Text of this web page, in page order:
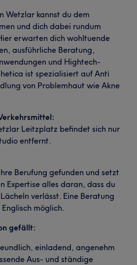
Wetzlar kannst du dem
und dich dabei rundum
erwarten dich wohltuende
ausführliche Beratung,
und Hightech-
ist spezialisiert auf Anti
von Problemhaut wie Akne
Leitzplatz befindet sich nur
entfernt.
Berufung gefunden und setzt
Expertise alles daran, dass du
verlässt. Eine Beratung
möglich.
gefällt:
einladend, angenehm
Aus- und ständige